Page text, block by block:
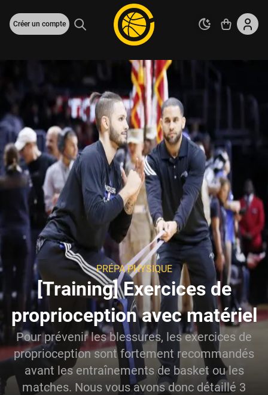
Créer un compte
PRÉPA PHYSIQUE
[Training] Exercices de
proprioception avec matériel
Pour prévenir les blessures, les exercices de
proprioception sont fortement recommandés
avant les entraînements de basket ou les
matches. Nous vous avons donc détaillé 3